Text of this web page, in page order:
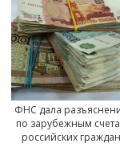
ФНС дала
по зарубежным
российских граждан